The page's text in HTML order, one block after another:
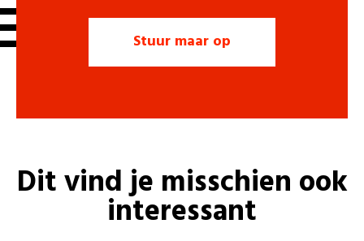
Dit vind je misschien ook
interessant